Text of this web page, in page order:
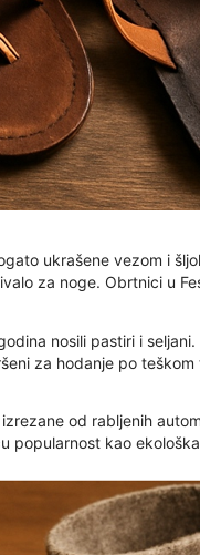
ukrašene vezom i
za noge. Obrtnici u
nosili pastiri i
za hodanje po teškom
od rabljenih
popularnost kao